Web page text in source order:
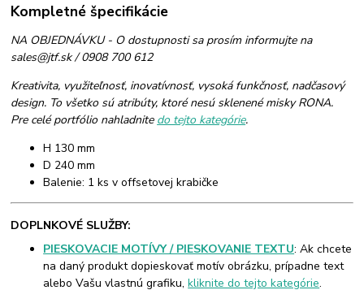
Kompletné špecifikácie
NA OBJEDNÁVKU - O dostupnosti sa prosím informujte na
sales@jtf.sk / 0908 700 612
Kreativita, využiteľnosť, inovatívnosť, vysoká funkčnosť, nadčasový
design. To všetko sú atribúty, ktoré nesú sklenené misky RONA.
Pre celé portfólio nahladnite do tejto kategórie.
H 130 mm
D 240 mm
Balenie: 1 ks v offsetovej krabičke
DOPLNKOVÉ SLUŽBY:
PIESKOVACIE MOTÍVY / PIESKOVANIE TEXTU: Ak chcete
na daný produkt dopieskovať motív obrázku, prípadne text
alebo Vašu vlastnú grafiku,kliknite do tejto kategórie.